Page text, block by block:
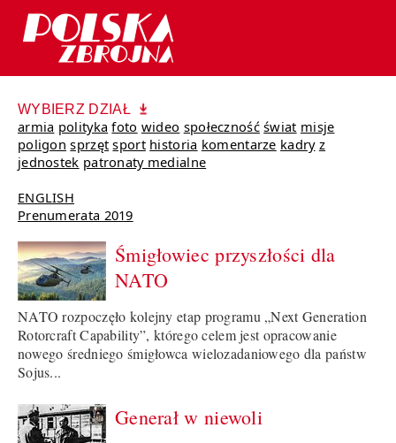
WYBIERZ DZIAŁ
armia polityka foto wideo społeczność świat misje
poligon sprzęt sport historia komentarze kadry z
jednostek patronaty medialne
ENGLISH
Prenumerata 2019
Śmigłowiec przyszłości dla
NATO
NATO rozpoczęło kolejny etap programu „Next Generation
Rotorcraft Capability”, którego celem jest opracowanie
nowego średniego śmigłowca wielozadaniowego dla państw
Sojus...
Generał w niewoli